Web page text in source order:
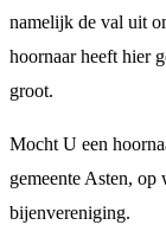
namelijk de val uit
hoornaar heeft hier
groot.
Mocht U een
gemeente Asten,
bijenvereniging.